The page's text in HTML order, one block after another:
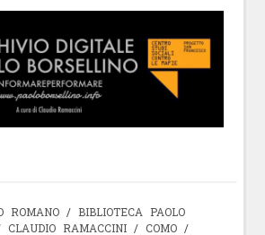
ROMANO/ BIBLIOTECA PAOLO
CLAUDIO RAMACCINI/ COMO/